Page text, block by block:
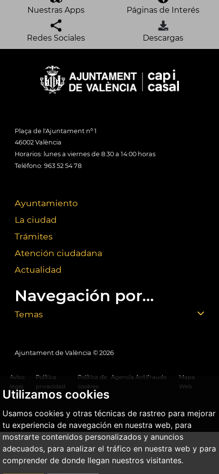
Utilizamos cookies
Usamos cookies y otras técnicas de rastreo para mejorar
tu experiencia de navegación en nuestra web, para
mostrarte contenidos personalizados y anuncios
adecuados, para analizar el tráfico en nuestra web y para
comprender de donde llegan nuestros visitantes.
Nuestras Apps Páginas de Interés
Redes Sociales Descargas
Plaça de l'Ajuntament nº 1
46002 València
Horarios: lunes a viernes de 8:30 a 14:00 horas
Teléfono: 963 52 54 78
Ayuntamiento
La ciudad
Trámites
Atención ciudadana
Actualidad
Navegación por...
Temas
Ajuntament de València © 2026
Aviso
legal
Política
privacidad
Política de
cookies
Agencia Antifraude
Mapa
Web